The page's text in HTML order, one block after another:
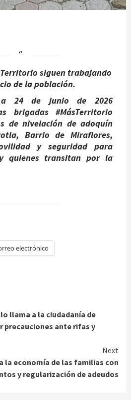
siguen trabajando
de la población.
a 24 de junio de 2026
brigadas #MásTerritorio
de nivelación de adoquín
Barrio de Miraflores,
y seguridad para
quienes transitan por la
electrónico
llama a la ciudadanía de
precauciones ante rifas y
Next
la economía de las familias con
y regularización de adeudos